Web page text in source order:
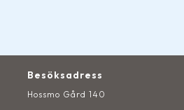
Besöksadress
Hossmo Gård 140